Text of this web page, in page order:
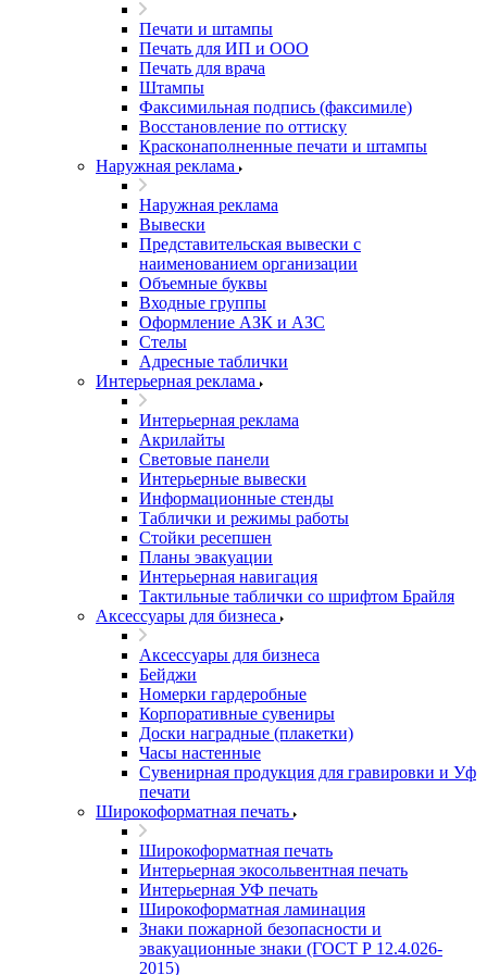
Печати и штампы
Печать для ИП и ООО
Печать для врача
Штампы
Факсимильная подпись (факсимиле)
Восстановление по оттиску
Красконаполненные печати и штампы
Наружная реклама
Наружная реклама
Вывески
Представительская вывески с
наименованием организации
Объемные буквы
Входные группы
Оформление АЗК и АЗС
Стелы
Адресные таблички
Интерьерная реклама
Интерьерная реклама
Акрилайты
Световые панели
Интерьерные вывески
Информационные стенды
Таблички и режимы работы
Стойки ресепшен
Планы эвакуации
Интерьерная навигация
Тактильные таблички со шрифтом Брайля
Аксессуары для бизнеса
Аксессуары для бизнеса
Бейджи
Номерки гардеробные
Корпоративные сувениры
Доски наградные (плакетки)
Часы настенные
Сувенирная продукция для гравировки и Уф
печати
Широкоформатная печать
Широкоформатная печать
Интерьерная экосольвентная печать
Интерьерная УФ печать
Широкоформатная ламинация
Знаки пожарной безопасности и
эвакуационные знаки (ГОСТ Р 12.4.026-
2015)